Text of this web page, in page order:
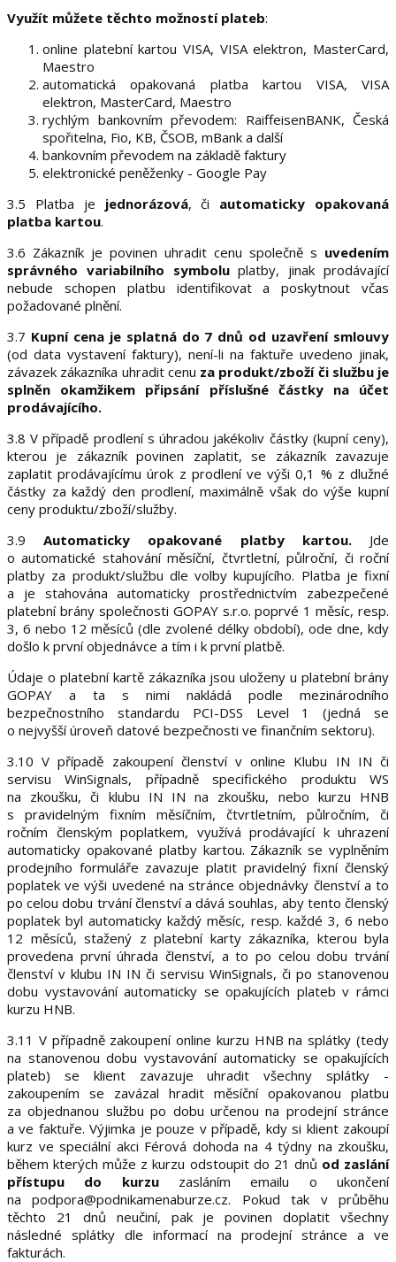
Využít můžete těchto možností plateb:
online platební kartou VISA, VISA elektron, MasterCard,
Maestro
automatická opakovaná platba kartou VISA, VISA
elektron, MasterCard, Maestro
rychlým bankovním převodem: RaiffeisenBANK, Česká
spořitelna, Fio, KB, ČSOB, mBank a další
bankovním převodem na základě faktury
elektronické peněženky - Google Pay
3.5 Platba je jednorázová, či automaticky opakovaná
platba kartou.
3.6 Zákazník je povinen uhradit cenu společně s uvedením
správného variabilního symboluplatby, jinak prodávající
nebude schopen platbu identifikovat a poskytnout včas
požadované plnění.
3.7 Kupní cena je splatná do 7 dnů od uzavření smlouvy
(od data vystavení faktury), není-li na faktuře uvedeno jinak,
závazek zákazníka uhradit cenu za produkt/zboží či službu je
splněn okamžikem připsání příslušné částky na účet
prodávajícího.
3.8 V případě prodlení s úhradou jakékoliv částky (kupní ceny),
kterou je zákazník povinen zaplatit, se zákazník zavazuje
zaplatit prodávajícímu úrok z prodlení ve výši 0,1 % z dlužné
částky za každý den prodlení, maximálně však do výše kupní
ceny produktu/zboží/služby.
3.9Automaticky opakované platby kartou.Jde
o automatické stahování měsíční, čtvrtletní, půlroční, či roční
platby za produkt/službu dle volby kupujícího. Platba je fixní
a je stahována automaticky prostřednictvím zabezpečené
platební brány společnosti GOPAY s.r.o. poprvé 1 měsíc, resp.
3, 6 nebo 12 měsíců (dle zvolené délky období), ode dne, kdy
došlo k první objednávce a tím i k první platbě.
Údaje o platební kartě zákazníka jsou uloženy u platební brány
GOPAY a ta s nimi nakládá podle mezinárodního
bezpečnostního standardu PCI-DSS Level 1 (jedná se
o nejvyšší úroveň datové bezpečnosti ve finančním sektoru).
3.10 V případě zakoupení členství v online Klubu IN IN či
servisu WinSignals, případně specifického produktu WS
na zkoušku, či klubu IN IN na zkoušku, nebo kurzu HNB
s pravidelným fixním měsíčním, čtvrtletním, půlročním, či
ročním členským poplatkem, využívá prodávající k uhrazení
automaticky opakované platby kartou. Zákazník se vyplněním
prodejního formuláře zavazuje platit pravidelný fixní členský
poplatek ve výši uvedené na stránce objednávky členství a to
po celou dobu trvání členství a dává souhlas, aby tento členský
poplatek byl automaticky každý měsíc, resp. každé 3, 6 nebo
12 měsíců, stažený z platební karty zákazníka, kterou byla
provedena první úhrada členství, a to po celou dobu trvání
členství v klubu IN IN či servisu WinSignals, či po stanovenou
dobu vystavování automaticky se opakujících plateb v rámci
kurzu HNB.
3.11 V případně zakoupení online kurzu HNB na splátky (tedy
na stanovenou dobu vystavování automaticky se opakujících
plateb) se klient zavazuje uhradit všechny splátky -
zakoupením se zavázal hradit měsíční opakovanou platbu
za objednanou službu po dobu určenou na prodejní stránce
a ve faktuře. Výjimka je pouze v případě, kdy si klient zakoupí
kurz ve speciální akci Férová dohoda na 4 týdny na zkoušku,
během kterých může z kurzu odstoupit do 21 dnů od zaslání
přístupu do kurzuzasláním emailu o ukončení
na podpora@podnikamenaburze.cz. Pokud tak v průběhu
těchto 21 dnů neučiní, pak je povinen doplatit všechny
následné splátky dle informací na prodejní stránce a ve
fakturách.